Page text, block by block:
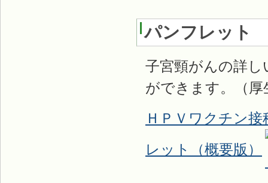
パンフレット
子宮頸がんの詳
ができます。（
ＨＰＶワクチン
レット（概要版）